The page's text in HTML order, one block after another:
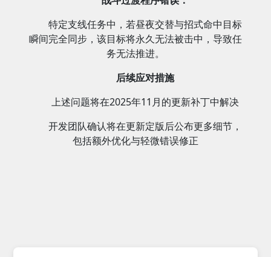
特定支线任务中，若昼夜交替与招式命中目标
瞬间完全同步，该目标将永久无法被击中，导致任
务无法推进。
后续应对措施
上述问题将在2025年11月的更新补丁中解决
开发团队确认将在更新定版后公布更多细节，
包括额外优化与轻微错误修正